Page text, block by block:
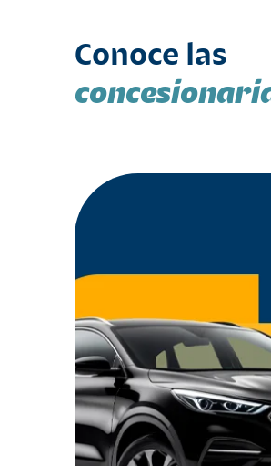
Conoce las